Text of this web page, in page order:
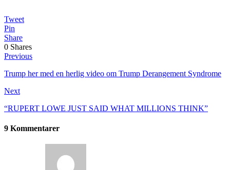
Tweet
Pin
Share
0 Shares
Previous
Trump her med en herlig video om Trump Derangement Syndrome
Next
“RUPERT LOWE JUST SAID WHAT MILLIONS THINK”
9 Kommentarer